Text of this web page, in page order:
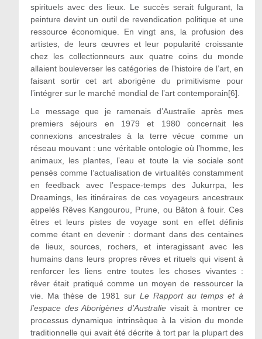
spirituels avec des lieux. Le succès serait fulgurant, la
peinture devint un outil de revendication politique et une
ressource économique. En vingt ans, la profusion des
artistes, de leurs œuvres et leur popularité croissante
chez les collectionneurs aux quatre coins du monde
allaient bouleverser les catégories de l’histoire de l’art, en
faisant sortir cet art aborigène du primitivisme pour
l’intégrer sur le marché mondial de l’art contemporain[6].
Le message que je ramenais d’Australie après mes
premiers séjours en 1979 et 1980 concernait les
connexions ancestrales à la terre vécue comme un
réseau mouvant : une véritable ontologie où l’homme, les
animaux, les plantes, l’eau et toute la vie sociale sont
pensés comme l’actualisation de virtualités constamment
en feedback avec l’espace-temps des Jukurrpa, les
Dreamings, les itinéraires de ces voyageurs ancestraux
appelés Rêves Kangourou, Prune, ou Bâton à fouir. Ces
êtres et leurs pistes de voyage sont en effet définis
comme étant en devenir : dormant dans des centaines
de lieux, sources, rochers, et interagissant avec les
humains dans leurs propres rêves et rituels qui visent à
renforcer les liens entre toutes les choses vivantes :
rêver était pratiqué comme un moyen de ressourcer la
vie. Ma thèse de 1981 surLe Rapport au temps et à
l’espace des Aborigènes d’Australie visait à montrer ce
processus dynamique intrinsèque à la vision du monde
traditionnelle qui avait été décrite à tort par la plupart des